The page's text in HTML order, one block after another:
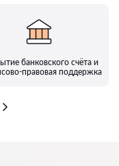
банковского счёта и
правовая поддержка